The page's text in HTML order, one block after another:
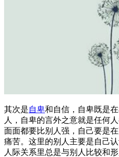
其次是自卑和自信，自卑既是
人，自卑的言外之意就是任何
面面都要比别人强，自己要是
痛苦。这里的别人主要是自己
人际关系里总是与别人比较和